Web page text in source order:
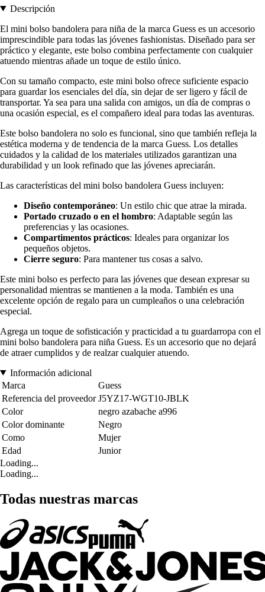
Descripción
El mini bolso bandolera para niña de la marca Guess es un accesorio
imprescindible para todas las jóvenes fashionistas. Diseñado para ser
práctico y elegante, este bolso combina perfectamente con cualquier
atuendo mientras añade un toque de estilo único.
Con su tamaño compacto, este mini bolso ofrece suficiente espacio
para guardar los esenciales del día, sin dejar de ser ligero y fácil de
transportar. Ya sea para una salida con amigos, un día de compras o
una ocasión especial, es el compañero ideal para todas las aventuras.
Este bolso bandolera no solo es funcional, sino que también refleja la
estética moderna y de tendencia de la marca Guess. Los detalles
cuidados y la calidad de los materiales utilizados garantizan una
durabilidad y un look refinado que las jóvenes apreciarán.
Las características del mini bolso bandolera Guess incluyen:
Diseño contemporáneo: Un estilo chic que atrae la mirada.
Portado cruzado o en el hombro: Adaptable según las
preferencias y las ocasiones.
Compartimentos prácticos: Ideales para organizar los
pequeños objetos.
Cierre seguro: Para mantener tus cosas a salvo.
Este mini bolso es perfecto para las jóvenes que desean expresar su
personalidad mientras se mantienen a la moda. También es una
excelente opción de regalo para un cumpleaños o una celebración
especial.
Agrega un toque de sofisticación y practicidad a tu guardarropa con el
mini bolso bandolera para niña Guess. Es un accesorio que no dejará
de atraer cumplidos y de realzar cualquier atuendo.
Información adicional
Marca
Guess
Referencia del proveedor J5YZ17-WGT10-JBLK
Color
negro azabache a996
Color dominante
Negro
Como
Mujer
Edad
Junior
Loading...
Loading...
Todas nuestras marcas